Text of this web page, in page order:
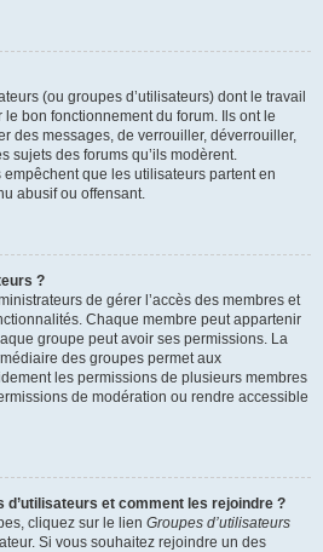
(ou groupes d’utilisateurs) dont le travail
bon fonctionnement du forum. Ils ont le
des messages, de verrouiller, déverrouiller,
sujets des forums qu’ils modèrent.
que les utilisateurs partent en
abusif ou offensant.
?
de gérer l’accès des membres et
Chaque membre peut appartenir
groupe peut avoir ses permissions. La
des groupes permet aux
les permissions de plusieurs membres
de modération ou rendre accessible
d’utilisateurs et comment les rejoindre ?
cliquez sur le lien Groupes d’utilisateurs
Si vous souhaitez rejoindre un des